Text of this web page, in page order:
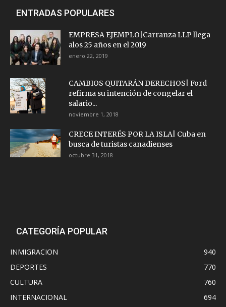
ENTRADAS POPULARES
EMPRESA EJEMPLO|Carranza LLP llega
alos 25 años en el 2019
enero 22, 2019
CAMBIOS QUITARÁN DERECHOS| Ford
refirma su intención de congelar el
salario...
noviembre 1, 2018
CRECE INTERÉS POR LA ISLA| Cuba en
busca de turistas canadienses
octubre 31, 2018
CATEGORÍA POPULAR
INMIGRACION
940
DEPORTES
770
CULTURA
760
INTERNACIONAL
694